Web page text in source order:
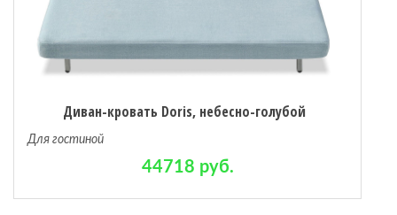
Диван-кровать Doris, небесно-голубой
Для гостиной
44718 руб.